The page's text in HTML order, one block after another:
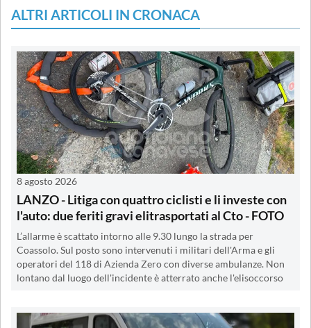
ALTRI ARTICOLI IN CRONACA
8 agosto 2026
LANZO - Litiga con quattro ciclisti e li investe con
l'auto: due feriti gravi elitrasportati al Cto - FOTO
L’allarme è scattato intorno alle 9.30 lungo la strada per
Coassolo. Sul posto sono intervenuti i militari dell'Arma e gli
operatori del 118 di Azienda Zero con diverse ambulanze. Non
lontano dal luogo dell'incidente è atterrato anche l'elisoccorso